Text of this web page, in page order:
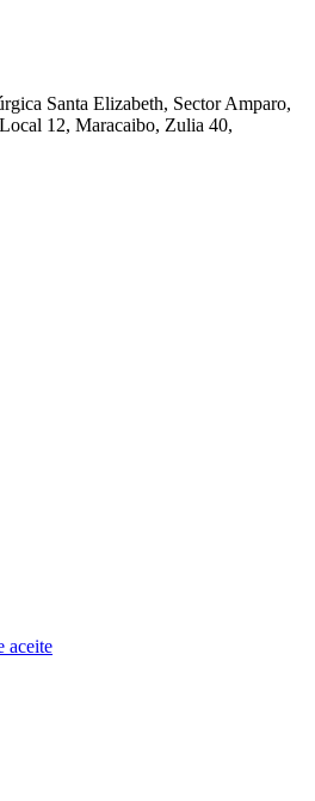
Santa Elizabeth, Sector Amparo,
12, Maracaibo, Zulia 40,
aceite